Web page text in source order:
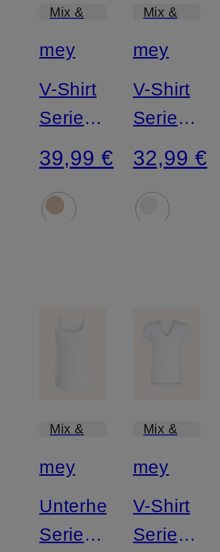
Mix &
mey
V-Shirt
Serie
DRY
COTTON
39,99 €
Mix &
mey
V-Shirt
Serie
DRY
COTTON
32,99 €
Mix &
mey
Unterhemd
Serie
Mix &
mey
V-Shirt
Serie